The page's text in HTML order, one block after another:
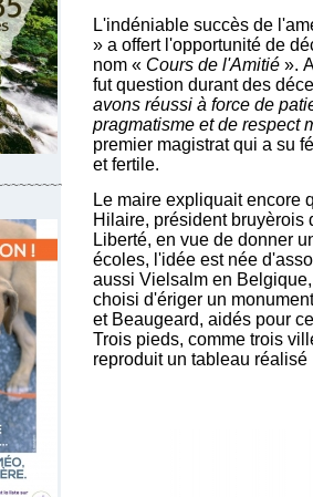
L'indéniable succès de
» a offert l'opportunité de
nom « Cours de l'Amitié ».
fut question durant des
avons réussi à force de
pragmatisme et de respect
premier magistrat qui a su
et fertile.
Le maire expliquait encore
Hilaire, président
Liberté, en vue de donner
écoles, l'idée est née
aussi Vielsalm en
choisi d'ériger un
et Beaugeard, aidés pour
Trois pieds, comme trois
reproduit un tableau